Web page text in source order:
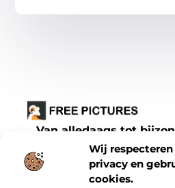
Wij
privacy en
cookies.
Van alledaags tot
Ontdek inspirerende
alles wat het dagelijks